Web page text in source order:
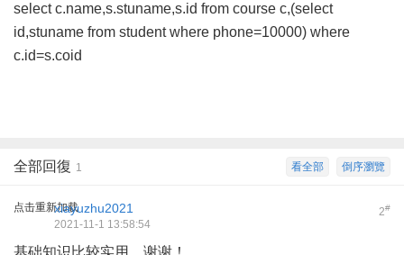
select c.name,s.stuname,s.id from course c,(select
id,stuname from student where phone=10000) where
c.id=s.coid
倒序瀏覽
看全部
全部回復 1
点击重新加载 2#
xiayuzhu2021
2021-11-1 13:58:54
基础知识比较实用，谢谢！